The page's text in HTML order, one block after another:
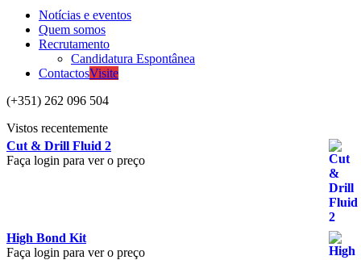
Notícias e eventos
Quem somos
Recrutamento
Candidatura Espontânea
ContactosVisite
(+351) 262 096 504
Vistos recentemente
Cut & Drill Fluid 2
Faça login para ver o preço
High Bond Kit
Faça login para ver o preço